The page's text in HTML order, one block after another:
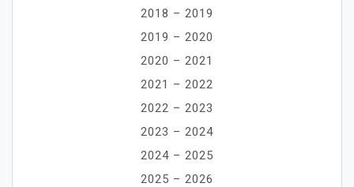
2018 – 2019
2019 – 2020
2020 – 2021
2021 – 2022
2022 – 2023
2023 – 2024
2024 – 2025
2025 – 2026